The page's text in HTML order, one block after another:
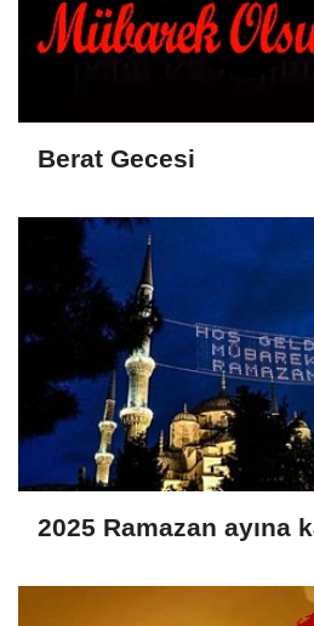
Berat Gecesi
2025 Ramazan ayına